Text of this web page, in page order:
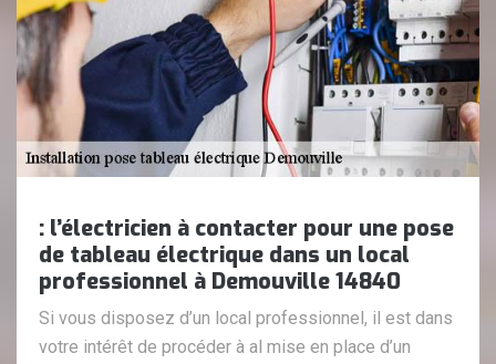
: l’électricien à contacter pour une pose
de tableau électrique dans un local
professionnel à Demouville 14840
Si vous disposez d’un local professionnel, il est dans
votre intérêt de procéder à al mise en place d’un